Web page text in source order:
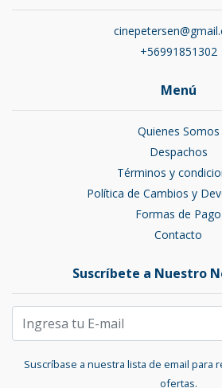
+56991851302
Menú
Quienes Somos
Despachos
Términos y
Política de Cambios y
Formas de Pago
Contacto
Suscríbete a Nuestro
Suscríbase a nuestra lista de email para
ofertas.